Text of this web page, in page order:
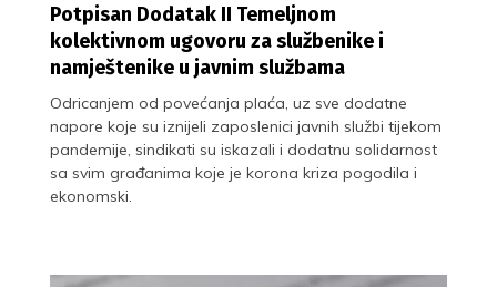
Potpisan Dodatak II Temeljnom
kolektivnom ugovoru za službenike i
namještenike u javnim službama
Odricanjem od povećanja plaća, uz sve dodatne
napore koje su iznijeli zaposlenici javnih službi tijekom
pandemije, sindikati su iskazali i dodatnu solidarnost
sa svim građanima koje je korona kriza pogodila i
ekonomski.